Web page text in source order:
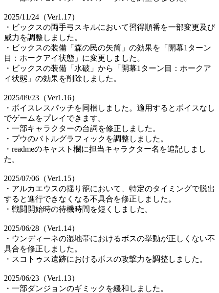
2025/11/24（Ver1.17）
・ビックスの両手弓スキルにおいて習得順番を一部変更及び
威力を調整しました。
・ビックスの装備「森の民の矢筒」の効果を「開幕1ターン
目：ホークアイ状態」に変更しました。
・ビックスの装備「水破」から「開幕1ターン目：ホークア
イ状態」の効果を削除しました。
2025/09/23（Ver1.16）
・ボイスレスパッチを同梱しました。適用するとボイスなし
でゲームをプレイできます。
・一部キャラクターの台詞を修正しました。
・プウのバトルグラフィックを調整しました。
・readmeのキャスト欄に担当キャラクター名を追記しまし
た。
2025/07/06（Ver1.15）
・アルカエウスの揺り籠において、特定のタイミングで脱出
すると進行できなくなる不具合を修正しました。
・戦闘開始時の待機時間を短くしました。
2025/06/28（Ver1.14）
・ウンディーネの湿地帯におけるボスの挙動が正しくない不
具合を修正しました。
・スコトゥス遺跡におけるボスの攻撃力を調整しました。
2025/06/23（Ver1.13）
・一部ダンジョンのギミックを緩和しました。